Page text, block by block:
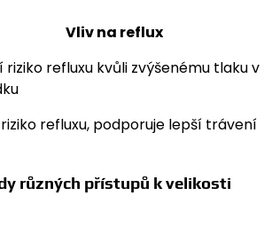
Vliv na reflux
riziko refluxu kvůli zvýšenému tlaku v
riziko refluxu, podporuje lepší trávení
různých přístupů k velikosti